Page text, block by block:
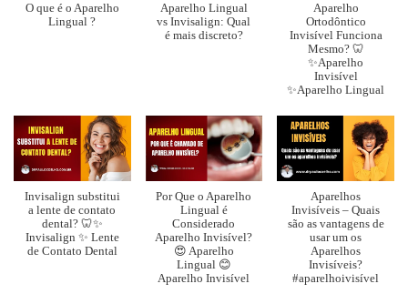
O que é o Aparelho
Lingual ?
Aparelho Lingual
vs Invisalign: Qual
é mais discreto?
Aparelho
Ortodôntico
Invisível Funciona
Mesmo? 🦷
✨Aparelho
Invisível
✨Aparelho Lingual
Invisalign substitui
a lente de contato
dental? 🦷✨
Invisalign ✨ Lente
de Contato Dental
Por Que o Aparelho
Lingual é
Considerado
Aparelho Invisível?
😍 Aparelho
Lingual 😊
Aparelho Invisível
Aparelhos
Invisíveis – Quais
são as vantagens de
usar um os
Aparelhos
Invisíveis?
#aparelhoivisível